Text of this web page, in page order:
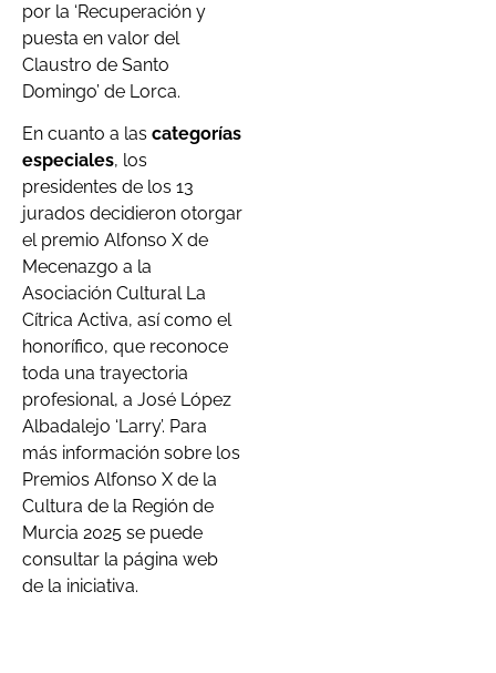
por la ‘Recuperación y
puesta en valor del
Claustro de Santo
Domingo’ de Lorca.
En cuanto a las categorías
especiales, los
presidentes de los 13
jurados decidieron otorgar
el premio Alfonso X de
Mecenazgo a la
Asociación Cultural La
Cítrica Activa, así como el
honorífico, que reconoce
toda una trayectoria
profesional, a José López
Albadalejo ‘Larry’. Para
más información sobre los
Premios Alfonso X de la
Cultura de la Región de
Murcia 2025 se puede
consultar la página web
de la iniciativa.